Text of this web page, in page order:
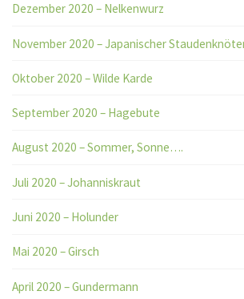
Dezember 2020 – Nelkenwurz
November 2020 – Japanischer
Oktober 2020 – Wilde Karde
September 2020 – Hagebute
August 2020 – Sommer, Sonne….
Juli 2020 – Johanniskraut
Juni 2020 – Holunder
Mai 2020 – Girsch
April 2020 – Gundermann